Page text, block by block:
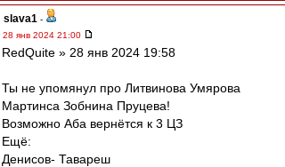
slava1 -
28 янв 2024 21:00
RedQuite » 28 янв 2024 19:58
Ты не упомянул про Литвинова Умярова
Мартинса Зобнина Пруцева!
Возможно Аба вернётся к 3 ЦЗ
Ещё:
Денисов- Тавареш